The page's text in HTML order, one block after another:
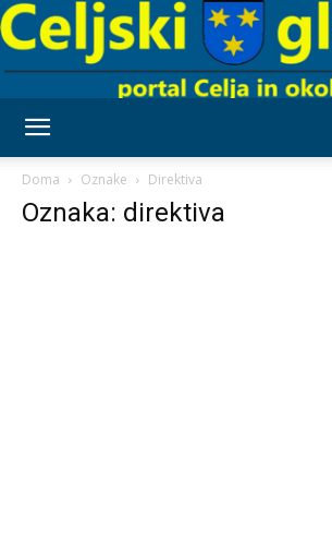
Doma Oznake Direktiva
Oznaka: direktiva